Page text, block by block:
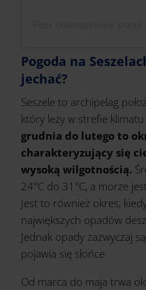
Pogoda na
jechać?
Seszele to archipelag
który leży w strefie
grudnia do lutego to
charakteryzujący się
wysoką wilgotnością.
24°C do 31°C, a morze
Jest to również okres,
największych opadów
Jednak opady zazwyczaj
pojawia się słońce
Od marca do maja trwa